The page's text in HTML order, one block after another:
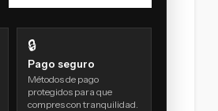
🔒
Pago seguro
Métodos de pago
protegidos para que
compres con tranquilidad.